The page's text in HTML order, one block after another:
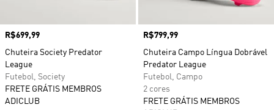
Preço
R$699,99
Chuteira Society Predator
League
Futebol, Society
FRETE GRÁTIS MEMBROS
ADICLUB
Preço
R$799,99
Chuteira Campo Língua Dobrável
Predator League
Futebol, Campo
2 cores
FRETE GRÁTIS MEMBROS